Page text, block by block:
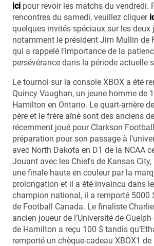
ici pour revoir les matchs du vendredi.
rencontres du samedi, veuillez cliquer
quelques invités spéciaux sur les deux
notamment le président Jim Mullin de
qui a rappelé l’importance de la
persévérance dans la période actuelle
Le tournoi sur la console XBOX a été
Quincy Vaughan, un jeune homme de
Hamilton en Ontario. Le quart-arrière
père et le frère aîné sont des anciens
récemment joué pour Clarkson
préparation pour son passage à
avec North Dakota en D1 de la NCAA
Jouant avec les Chiefs de Kansas
une finale haute en couleur par la
prolongation et il a été invaincu dans
champion national, il a remporté 5000
de Football Canada. Le finaliste
ancien joueur de l’Université de
de Hamilton a reçu 100 $ tandis
remporté un chèque-cadeau XBOX1